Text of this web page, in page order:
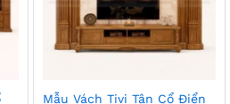
Mẫu Vách Tivi Tân Cổ Điển